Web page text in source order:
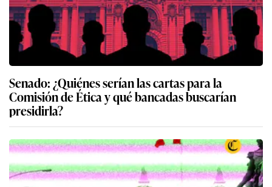
Senado: ¿Quiénes serían las cartas para la
Comisión de Ética y qué bancadas buscarían
presidirla?